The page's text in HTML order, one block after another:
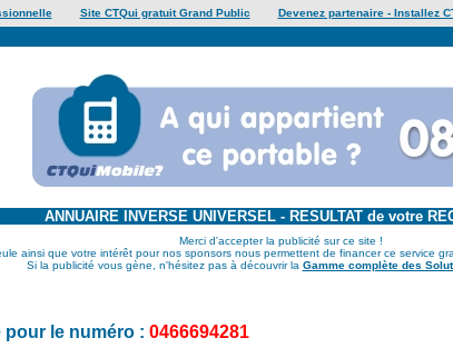
Site CTQui gratuit Grand Public Devenez partenaire - Installez
ANNUAIRE INVERSE UNIVERSEL - RESULTAT de votre
Merci d'accepter la publicité sur ce site !
ainsi que votre intérêt pour nos sponsors nous permettent de financer ce service
Si la publicité vous gène, n'hésitez pas à découvrir la Gamme complète des
le numéro : 0466694281